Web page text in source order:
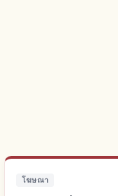
โฆษณา